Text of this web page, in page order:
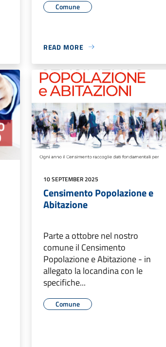
Comune
READ MORE
10 SEPTEMBER 2025
Censimento Popolazione e
Abitazione
Parte a ottobre nel nostro
comune il Censimento
Popolazione e Abitazione - in
allegato la locandina con le
specifiche...
Comune